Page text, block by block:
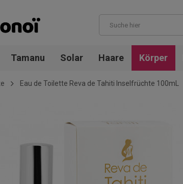
Tamanu Solar Haare Körper
Eau de Toilette Reva de Tahiti Inselfrüchte 100mL